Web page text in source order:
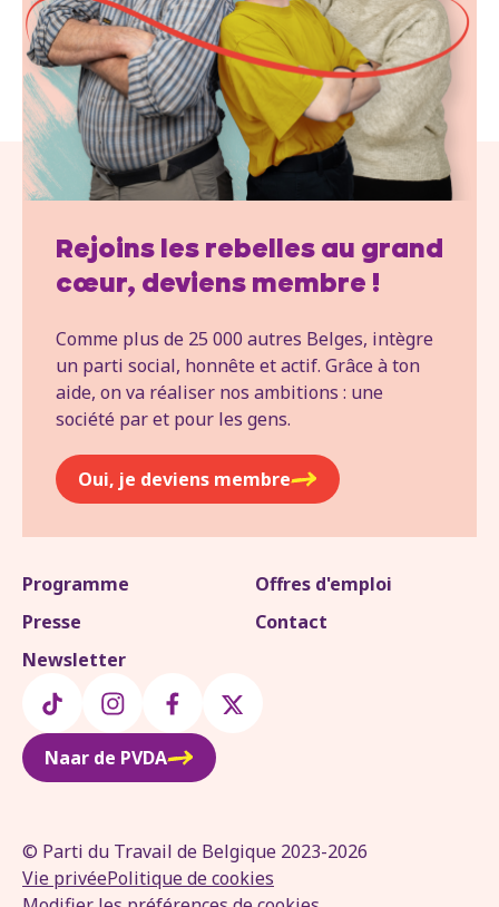
Rejoins les rebelles au grand
cœur, deviens membre !
Comme plus de 25 000 autres Belges, intègre
un parti social, honnête et actif. Grâce à ton
aide, on va réaliser nos ambitions : une
société par et pour les gens.
Oui, je deviens membre
Programme
Offres d'emploi
Presse
Contact
Newsletter
Naar de PVDA
© Parti du Travail de Belgique 2023-2026
Vie privéePolitique de cookies